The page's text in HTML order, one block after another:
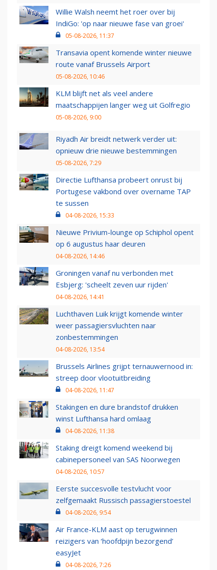
Willie Walsh neemt het roer over bij
IndiGo: 'op naar nieuwe fase van groei'
05-08-2026, 11:37
Transavia opent komende winter nieuwe
route vanaf Brussels Airport
05-08-2026, 10:46
KLM blijft net als veel andere
maatschappijen langer weg uit Golfregio
05-08-2026, 9:00
Riyadh Air breidt netwerk verder uit:
opnieuw drie nieuwe bestemmingen
05-08-2026, 7:29
Directie Lufthansa probeert onrust bij
Portugese vakbond over overname TAP
te sussen
04-08-2026, 15:33
Nieuwe Privium-lounge op Schiphol opent
op 6 augustus haar deuren
04-08-2026, 14:46
Groningen vanaf nu verbonden met
Esbjerg: 'scheelt zeven uur rijden'
04-08-2026, 14:41
Luchthaven Luik krijgt komende winter
weer passagiersvluchten naar
zonbestemmingen
04-08-2026, 13:54
Brussels Airlines grijpt ternauwernood in:
streep door vlootuitbreiding
04-08-2026, 11:47
Stakingen en dure brandstof drukken
winst Lufthansa hard omlaag
04-08-2026, 11:38
Staking dreigt komend weekend bij
cabinepersoneel van SAS Noorwegen
04-08-2026, 10:57
Eerste succesvolle testvlucht voor
zelfgemaakt Russisch passagierstoestel
04-08-2026, 9:54
Air France-KLM aast op terugwinnen
reizigers van ‘hoofdpijn bezorgend’
easyJet
04-08-2026, 7:26